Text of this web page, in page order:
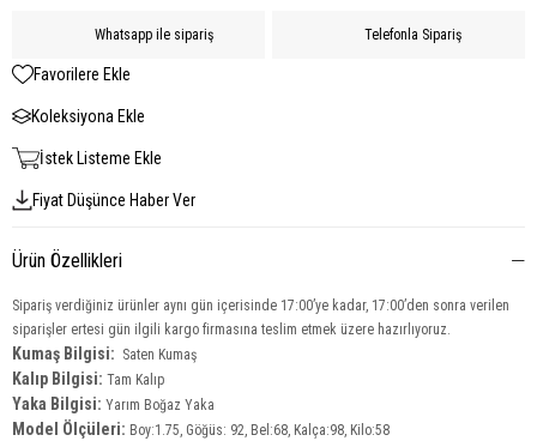
Whatsapp ile sipariş Telefonla Sipariş
Favorilere Ekle
Koleksiyona Ekle
İstek Listeme Ekle
Fiyat Düşünce Haber Ver
Ürün Özellikleri
Sipariş verdiğiniz ürünler aynı gün içerisinde 17:00’ye kadar, 17:00’den sonra verilen
siparişler ertesi gün ilgili kargo firmasına teslim etmek üzere hazırlıyoruz.
Kumaş Bilgisi: Saten Kumaş
Kalıp Bilgisi: Tam Kalıp
Yaka Bilgisi: Yarım Boğaz Yaka
Model Ölçüleri: Boy:1.75, Göğüs: 92, Bel:68, Kalça:98, Kilo:58